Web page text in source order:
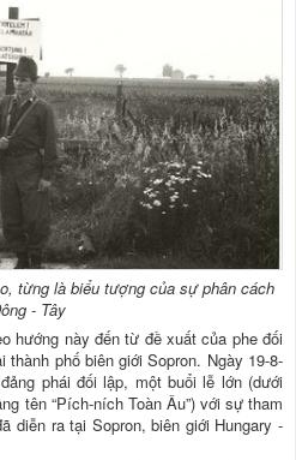
từng là biểu tượng của sự phân cách
- Tây
hướng này đến từ đề xuất của phe đối
phố biên giới Sopron. Ngày 19-8-
phái đối lập, một buổi lễ lớn (dưới
tên “Pích-ních Toàn Âu”) với sự tham
diễn ra tại Sopron, biên giới Hungary -